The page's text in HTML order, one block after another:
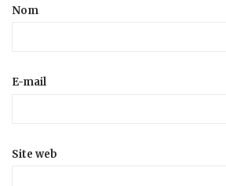
Nom
E-mail
Site web